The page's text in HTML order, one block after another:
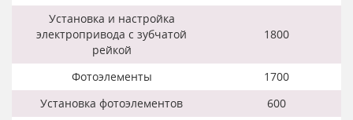
Установка и настройка
электропривода с зубчатой
рейкой
1800
Фотоэлементы
1700
Установка фотоэлементов
600